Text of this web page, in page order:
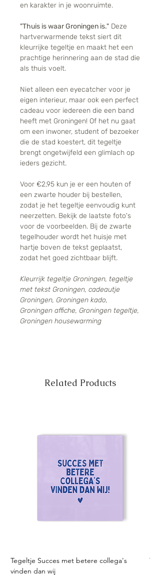
en karakter in je woonruimte.
"Thuis is waar Groningen is." Deze
hartverwarmende tekst siert dit
kleurrijke tegeltje en maakt het een
prachtige herinnering aan de stad die
als thuis voelt.
Niet alleen een eyecatcher voor je
eigen interieur, maar ook een perfect
cadeau voor iedereen die een band
heeft met Groningen! Of het nu gaat
om een inwoner, student of bezoeker
die de stad koestert, dit tegeltje
brengt ongetwijfeld een glimlach op
ieders gezicht.
Voor €2,95 kun je er een houten of
een zwarte houder bij bestellen,
zodat je het tegeltje eenvoudig kunt
neerzetten. Bekijk de laatste foto's
voor de voorbeelden. Bij de zwarte
tegelhouder wordt het huisje met
hartje boven de tekst geplaatst,
zodat het goed zichtbaar blijft.
Kleurrijk tegeltje Groningen, tegeltje
met tekst Groningen, cadeautje
Groningen, Groningen kado,
Groningen affiche, Groningen tegeltje,
Groningen housewarming
Related Products
Tegeltje Succes met betere collega's
vinden dan wij